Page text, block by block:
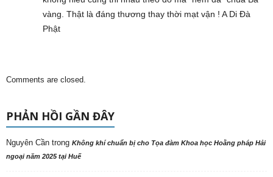
vàng. Thật là đáng thương thay thời mạt vận ! A Di Đà
Phật
Comments are closed.
PHẢN HỒI GẦN ĐÂY
Nguyên Cần trong Không khí chuẩn bị cho Tọa đàm Khoa học Hoằng pháp Hải
ngoại năm 2025 tại Huế